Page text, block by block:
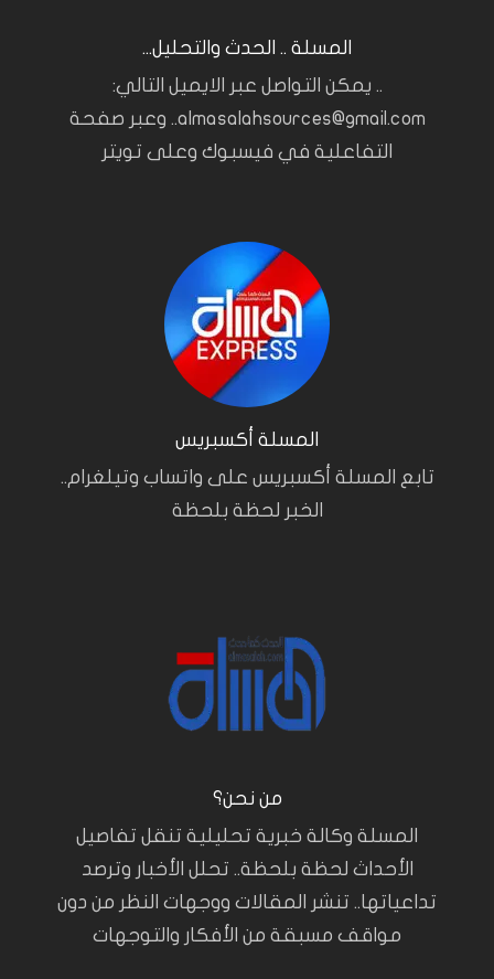
المسلة .. الحدث والتحليل...
.. يمكن التواصل عبر الايميل التالي:
almasalahsources@gmail.com.. وعبر صفحة
التفاعلية في فيسبوك وعلى تويتر
المسلة أكسبريس
تابع المسلة أكسبريس على واتساب وتيلغرام..
الخبر لحظة بلحظة
من نحن؟
المسلة وكالة خبرية تحليلية تنقل تفاصيل
الأحداث لحظة بلحظة.. تحلل الأخبار وترصد
تداعياتها.. تنشر المقالات ووجهات النظر من دون
مواقف مسبقة من الأفكار والتوجهات